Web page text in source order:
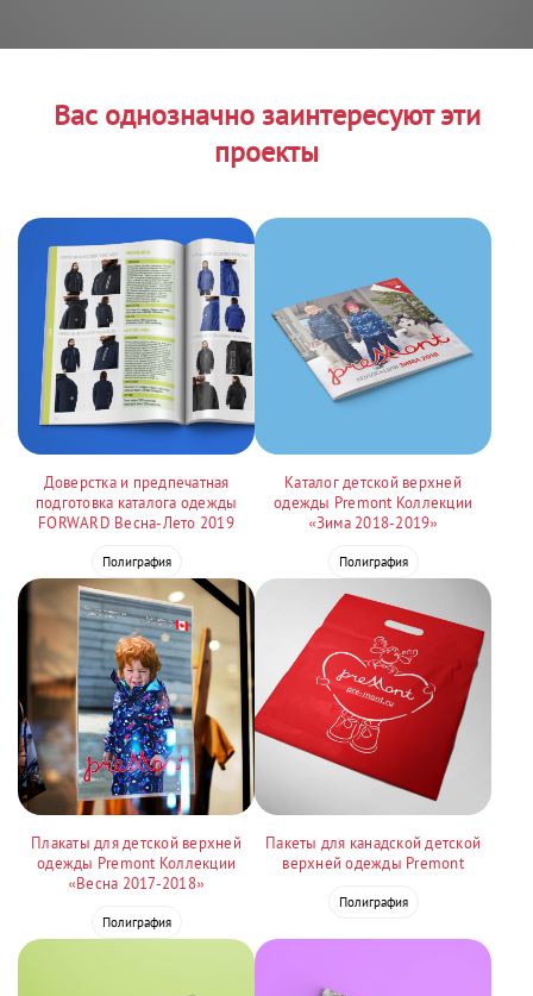
Вас однозначно заинтересуют эти
проекты
Доверстка и предпечатная
подготовка каталога одежды
FORWARD Весна-Лето 2019
Полиграфия
Каталог детской верхней
одежды Premont Коллекции
«Зима 2018-2019»
Полиграфия
Плакаты для детской верхней
одежды Premont Коллекции
«Весна 2017-2018»
Полиграфия
Пакеты для канадской детской
верхней одежды Premont
Полиграфия